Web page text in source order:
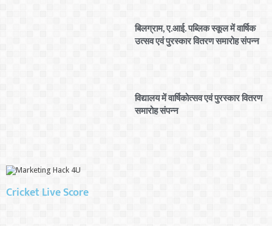
बिलग्राम, ए.आई. पब्लिक स्कूल में वार्षिक
उत्सव एवं पुरस्कार वितरण समारोह संपन्न
विद्यालय में वार्षिकोत्सव एवं पुरस्कार वितरण
समारोह संपन्न
Cricket Live Score